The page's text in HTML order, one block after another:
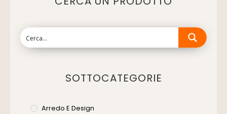
SOTTOCATEGORIE
Arredo E Design